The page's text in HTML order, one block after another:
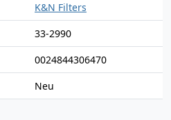
K&N Filters
33-2990
0024844306470
Neu